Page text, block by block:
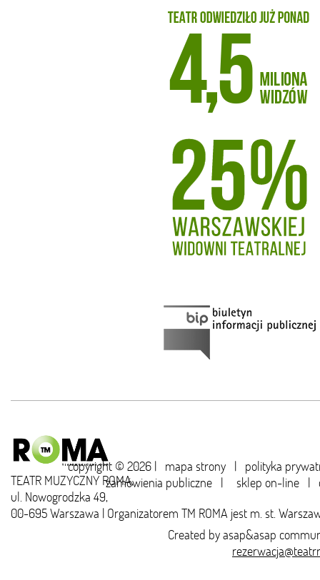
copyright © 2026 | mapa strony | polityka
zamówienia publiczne | sklep on-line |
TEATR MUZYCZNY ROMA,
ul. Nowogrodzka 49,
00-695 Warszawa | Organizatorem TM ROMA jest m. st.
Created byasap&asap